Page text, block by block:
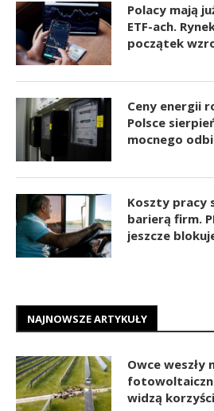
Polacy mają
ETF-ach.
początek
Ceny energii
Polsce
mocnego
Koszty pracy
barierą firm.
jeszcze
NAJNOWSZE ARTYKUŁY
Owce weszły
widzą korzyści